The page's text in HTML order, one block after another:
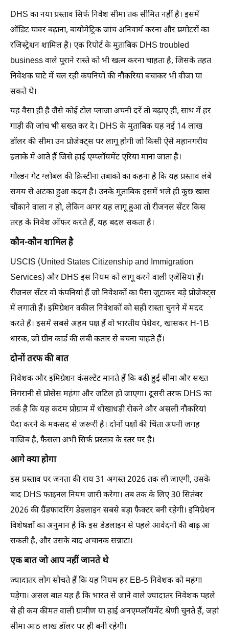
DHS का नया प्रस्ताव सिर्फ निवेश सीमा तक सीमित नहीं है। इसमें
ऑडिट पावर बढ़ाना, बायोमेट्रिक जांच अनिवार्य करना और प्रमोटरों का
रजिस्ट्रेशन शामिल है। एक रिपोर्ट के मुताबिक DHS troubled
business वाले पुराने रास्ते को भी खत्म करना चाहता है, जिसके तहत
निवेशक घाटे में चल रही कंपनियों की नौकरियां बचाकर भी वीजा पा
सकते थे।
यह वैसा ही है जैसे कोई टोल प्लाजा अपनी दरें तो बढ़ाए ही, साथ में हर
गाड़ी की जांच भी सख्त कर दे। DHS के मुताबिक यह नई 14 लाख
डॉलर की सीमा उन प्रोजेक्ट्स पर लागू होगी जो किसी ऐसे महानगरीय
इलाके में आते हैं जिसे हाई एम्प्लॉयमेंट एरिया माना जाता है।
गोल्डन गेट ग्लोबल की क्रिस्टीना तबाको का कहना है कि यह प्रस्ताव लंबे
समय से अटका हुआ कदम है। उनके मुताबिक इसमें भले ही कुछ खास
चौंकाने वाला न हो, लेकिन अगर यह लागू हुआ तो रीजनल सेंटर किस
तरह के निवेश ऑफर करते हैं, यह बदल सकता है।
कौन-कौन शामिल है
USCIS (United States Citizenship and Immigration
Services) और DHS इस नियम को लागू करने वाली एजेंसियां हैं।
रीजनल सेंटर वो कंपनियां हैं जो निवेशकों का पैसा जुटाकर बड़े प्रोजेक्ट्स
में लगाती हैं। इमिग्रेशन वकील निवेशकों को सही रास्ता चुनने में मदद
करते हैं। इसमें सबसे अहम पक्ष हैं वो भारतीय पेशेवर, खासकर H-1B
धारक, जो ग्रीन कार्ड की लंबी कतार से बचना चाहते हैं।
दोनों तरफ की बात
निवेशक और इमिग्रेशन कंसल्टेंट मानते हैं कि बढ़ी हुई सीमा और सख्त
निगरानी से प्रोसेस महंगा और जटिल हो जाएगा। दूसरी तरफ DHS का
तर्क है कि यह कदम प्रोग्राम में धोखाधड़ी रोकने और असली नौकरियां
पैदा करने के मकसद से जरूरी है। दोनों पक्षों की चिंता अपनी जगह
वाजिब है, फैसला अभी सिर्फ प्रस्ताव के स्तर पर है।
आगे क्या होगा
इस प्रस्ताव पर जनता की राय 31 अगस्त 2026 तक ली जाएगी, उसके
बाद DHS फाइनल नियम जारी करेगा। तब तक के लिए 30 सितंबर
2026 की ग्रैंडफादरिंग डेडलाइन सबसे बड़ा फैक्टर बनी रहेगी। इमिग्रेशन
विशेषज्ञों का अनुमान है कि इस डेडलाइन से पहले आवेदनों की बाढ़ आ
सकती है, और उसके बाद अचानक सन्नाटा।
एक बात जो आप नहीं जानते थे
ज्यादातर लोग सोचते हैं कि यह नियम हर EB-5 निवेशक को महंगा
पड़ेगा। असल बात यह है कि भारत से जाने वाले ज्यादातर निवेशक पहले
से ही कम कीमत वाली ग्रामीण या हाई अनएम्प्लॉयमेंट श्रेणी चुनते हैं, जहां
सीमा आठ लाख डॉलर पर ही बनी रहेगी।